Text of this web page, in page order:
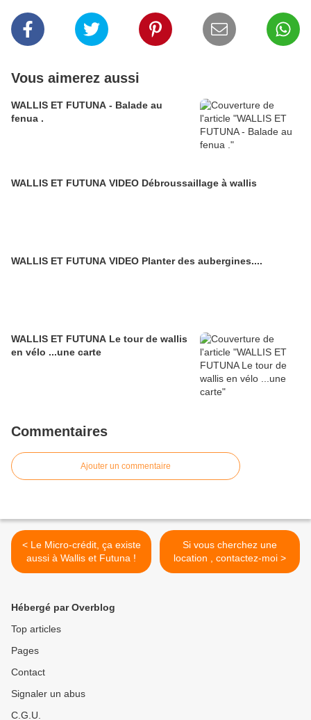
Vous aimerez aussi
WALLIS ET FUTUNA - Balade au
fenua .
WALLIS ET FUTUNA VIDEO Débroussaillage à wallis
WALLIS ET FUTUNA VIDEO Planter des aubergines....
WALLIS ET FUTUNA Le tour de wallis
en vélo ...une carte
Commentaires
Ajouter un commentaire
< Le Micro-crédit, ça existe
aussi à Wallis et Futuna !
Si vous cherchez une
location , contactez-moi >
Hébergé par Overblog
Top articles
Pages
Contact
Signaler un abus
C.G.U.